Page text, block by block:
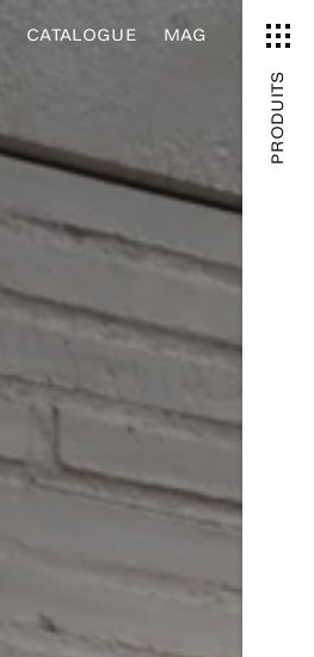
CATALOGUE MAG
PRODUITS